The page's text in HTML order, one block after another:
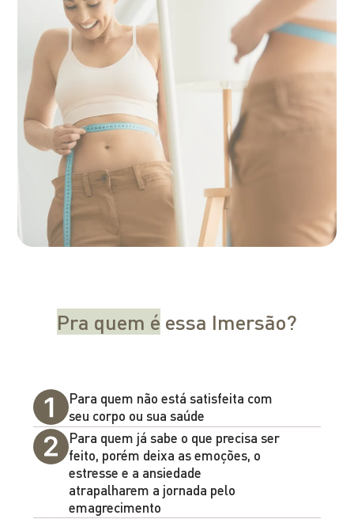
Pra quem é essa Imersão?
Para quem não está satisfeita com
seu corpo ou sua saúde
Para quem já sabe o que precisa ser
feito, porém deixa as emoções, o
estresse e a ansiedade
atrapalharem a jornada pelo
emagrecimento